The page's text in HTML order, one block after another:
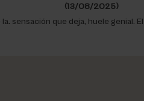
(13/08/2025)
sensación que deja, huele genial.